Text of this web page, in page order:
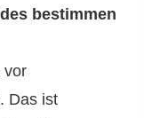
bestimmen
vor
Das ist